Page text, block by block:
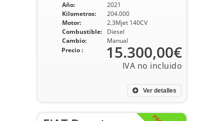
Año:
2021
Kilometros:
204.000
Motor:
2.3Mjet 140CV
Combustible:
Diesel
Cambio:
Manual
Ver detalles
Precio : 15.300,00€